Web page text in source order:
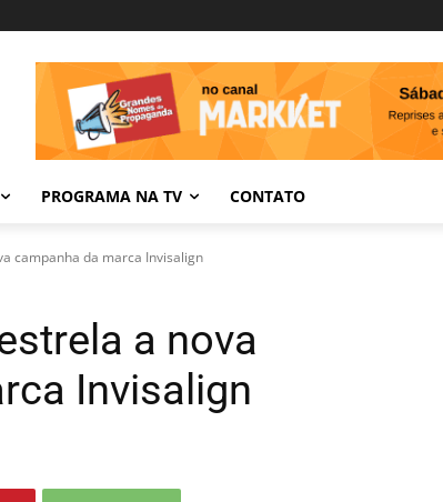
PROGRAMA NA TV CONTATO
campanha da marca Invisalign
a nova
Invisalign